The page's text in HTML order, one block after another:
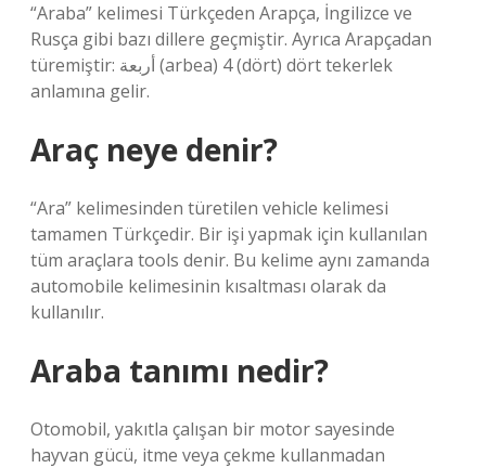
“Araba” kelimesi Türkçeden Arapça, İngilizce ve
Rusça gibi bazı dillere geçmiştir. Ayrıca Arapçadan
türemiştir: أربعة (arbea) 4 (dört) dört tekerlek
anlamına gelir.
Araç neye denir?
“Ara” kelimesinden türetilen vehicle kelimesi
tamamen Türkçedir. Bir işi yapmak için kullanılan
tüm araçlara tools denir. Bu kelime aynı zamanda
automobile kelimesinin kısaltması olarak da
kullanılır.
Araba tanımı nedir?
Otomobil, yakıtla çalışan bir motor sayesinde
hayvan gücü, itme veya çekme kullanmadan